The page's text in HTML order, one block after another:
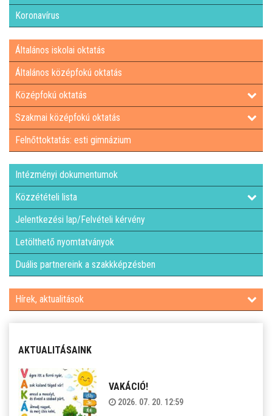
KÖZZÉTÉTELI LISTA
JELENTKEZÉSI LAP/FELVÉTELI KÉRVÉNY
LETÖLTHETŐ NYOMTATVÁNYOK
DUÁLIS PARTNEREINK A SZAKKKÉPZÉSBEN
HÍREK, AKTUALITÁSOK
Koronavírus
Általános iskolai oktatás
Általános középfokú oktatás
Középfokú oktatás
Szakmai középfokú oktatás
Felnőttoktatás: esti gimnázium
Intézményi dokumentumok
Közzétételi lista
Jelentkezési lap/Felvételi kérvény
Letölthető nyomtatványok
Duális partnereink a szakkképzésben
Hírek, aktualitások
AKTUALITÁSAINK
VAKÁCIÓ!
2026. 07. 20. 12:59